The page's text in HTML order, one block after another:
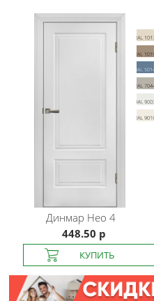
Динмар Нео 4
448.50 р